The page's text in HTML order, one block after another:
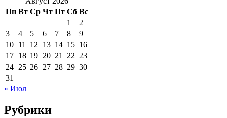
Пн Вт Ср Чт Пт Сб Вс
1
2
3
4 5 6 7 8
9
10 11 12 13 14 15 16
17 18 19 20 21 22 23
24 25 26 27 28 29 30
31
« Июл
Рубрики